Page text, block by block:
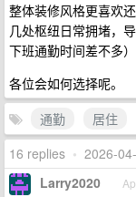
整体装修风格更喜欢
几处枢纽日常拥堵，
下班通勤时间差不多
各位会如何选择呢。
通勤
居住
16 replies • 2026-
Larry2020